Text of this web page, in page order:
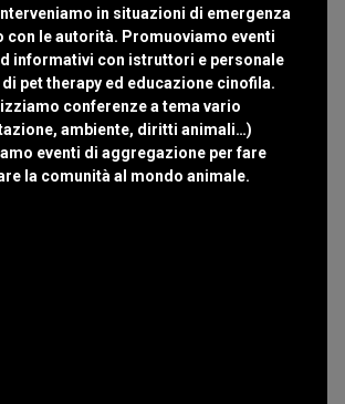
in situazioni di emergenza
con le autorità. Promuoviamo eventi
informativi con istruttori e personale
pet therapy ed educazione cinofila.
conferenze a tema vario
ambiente, diritti animali…)
eventi di aggregazione per fare
la comunità al mondo animale.